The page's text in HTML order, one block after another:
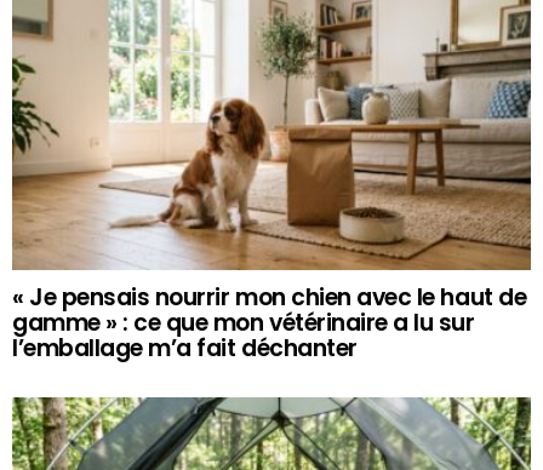
« Je pensais nourrir mon chien avec le haut de
gamme » : ce que mon vétérinaire a lu sur
l’emballage m’a fait déchanter